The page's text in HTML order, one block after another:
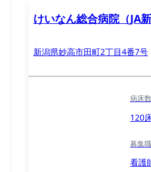
けいなん総合病院（JA
新潟県妙高市田町2丁目4番7号
病床数
120
募集
看護